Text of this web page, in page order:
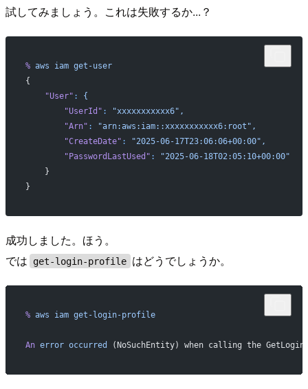
試してみましょう。これは失敗するか...？
% aws iam get-user
{
    "User"
:
{
        "UserId"
:
"xxxxxxxxxxx6",
        "Arn"
:
"arn:aws:iam::xxxxxxxxxxx6:root",
        "CreateDate"
:
"2025-06-17T23:06:06+00:00",
        "PasswordLastUsed"
:
"2025-06-18T02:05:10+00:00"
    }
}
成功しました。ほう。
では
get-login-profile はどうでしょうか。
% aws iam get-login-profile
An error occurred (NoSuchEntity) when calling the